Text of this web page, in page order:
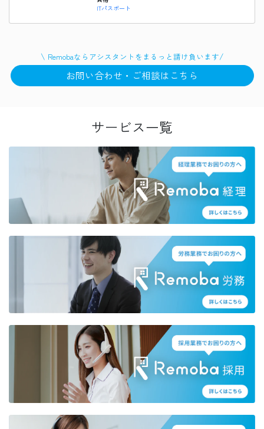
ITパスポート
\ Remobaなら アシスタント をまるっと請け負います/
お問い合わせ・ご相談はこちら
サービス一覧